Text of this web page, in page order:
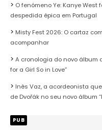
O fenómeno Ye: Kanye
despedida épica em Portugal
Misty Fest 2026: O cartaz
acompanhar
A cronologia do novo álbum
for a Girl So in Love”
Inês Vaz, a acordeonista
de Dvořák no seu novo álbum
PUB